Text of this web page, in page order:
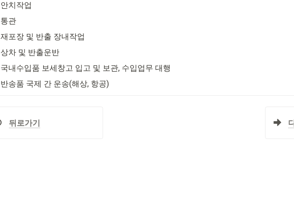
안치작업
통관
재포장 및 반출 장내작업
상차 및 반출운반
국내수입품 보세창고 입고 및 보관, 수입업무 대행
반송품 국제 간 운송(해상, 항공)
뒤로가기